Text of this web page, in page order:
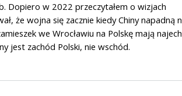
Dopiero w 2022 przeczytałem o wizjach
że wojna się zacznie kiedy Chiny napadną
we Wrocławiu na Polskę mają
jest zachód Polski, nie wschód.